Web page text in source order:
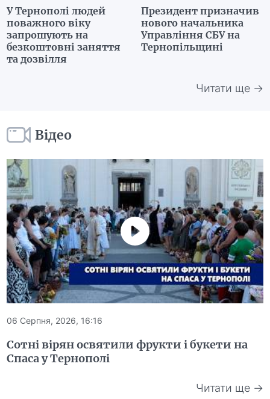
У Тернополі людей
поважного віку
запрошують на
безкоштовні заняття
та дозвілля
Президент призначив
нового начальника
Управління СБУ на
Тернопільщині
Читати ще →
Відео
06 Серпня, 2026, 16:16
Сотні вірян освятили фрукти і букети на
Спаса у Тернополі
Читати ще →